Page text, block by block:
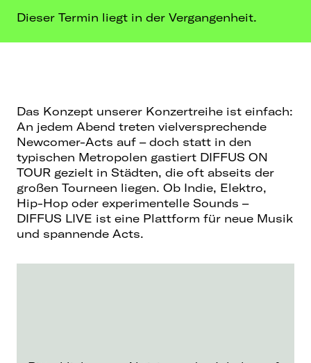
Dieser Termin liegt in der Vergangenheit.
Das Konzept unserer Konzertreihe ist einfach:
An jedem Abend treten vielversprechende
Newcomer-Acts auf – doch statt in den
typischen Metropolen gastiert DIFFUS ON
TOUR gezielt in Städten, die oft abseits der
großen Tourneen liegen. Ob Indie, Elektro,
Hip-Hop oder experimentelle Sounds –
DIFFUS LIVE ist eine Plattform für neue Musik
und spannende Acts.